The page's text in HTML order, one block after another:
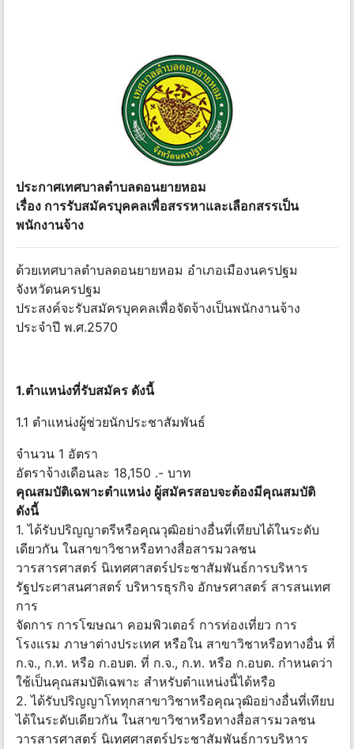
ประกาศเทศบาลตำบลดอนยายหอม
เรื่อง การรับสมัครบุคคลเพื่อสรรหาและเลือกสรรเป็น
พนักงานจ้าง
ด้วยเทศบาลตำบลดอนยายหอม อำเภอเมืองนครปฐม
จังหวัดนครปฐม
ประสงค์จะรับสมัครบุคคลเพื่อจัดจ้างเป็นพนักงานจ้าง
ประจำปี พ.ศ.2570
1.ตำแหน่งที่รับสมัคร ดังนี้
1.1 ตำแหน่งผู้ช่วยนักประชาสัมพันธ์
จำนวน 1 อัตรา
อัตราจ้างเดือนละ 18,150 .- บาท
คุณสมบัติเฉพาะตำแหน่ง ผู้สมัครสอบจะต้องมีคุณสมบัติ
ดังนี้
1. ได้รับปริญญาตรีหรือคุณวุฒิอย่างอื่นที่เทียบได้ในระดับ
เดียวกัน ในสาขาวิชาหรือทางสื่อสารมวลชน
วารสารศาสตร์ นิเทศศาสตร์ประชาสัมพันธ์การบริหาร
รัฐประศาสนศาสตร์ บริหารธุรกิจ อักษรศาสตร์ สารสนเทศ
การ
จัดการ การโฆษณา คอมพิวเตอร์ การท่องเที่ยว การ
โรงแรม ภาษาต่างประเทศ หรือใน สาขาวิชาหรือทางอื่น ที่
ก.จ., ก.ท. หรือ ก.อบต. ที่ ก.จ., ก.ท. หรือ ก.อบต. กำหนดว่า
ใช้เป็นคุณสมบัติเฉพาะ สำหรับตำแหน่งนี้ได้หรือ
2. ได้รับปริญญาโททุกสาขาวิชาหรือคุณวุฒิอย่างอื่นที่เทียบ
ได้ในระดับเดียวกัน ในสาขาวิชาหรือทางสื่อสารมวลชน
วารสารศาสตร์ นิเทศศาสตร์ประชาสัมพันธ์การบริหาร